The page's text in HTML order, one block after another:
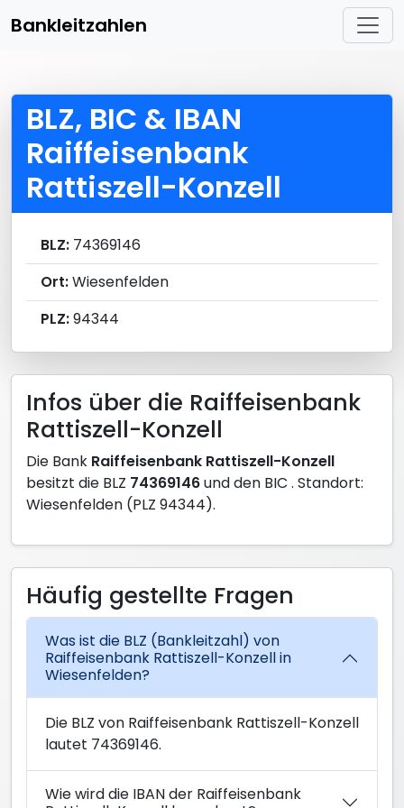
Bankleitzahlen
BLZ, BIC & IBAN
Raiffeisenbank
Rattiszell-Konzell
BLZ: 74369146
Ort:Wiesenfelden
PLZ:94344
Infos über die Raiffeisenbank
Rattiszell-Konzell
Die Bank Raiffeisenbank Rattiszell-Konzell
besitzt die BLZ 74369146und den BIC . Standort:
Wiesenfelden (PLZ 94344).
Häufig gestellte Fragen
Was ist die BLZ (Bankleitzahl) von
Raiffeisenbank Rattiszell-Konzell in
Wiesenfelden?
Die BLZ von Raiffeisenbank Rattiszell-Konzell
lautet 74369146.
Wie wird die IBAN der Raiffeisenbank